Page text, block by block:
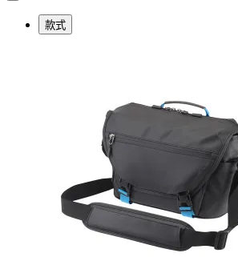
款式